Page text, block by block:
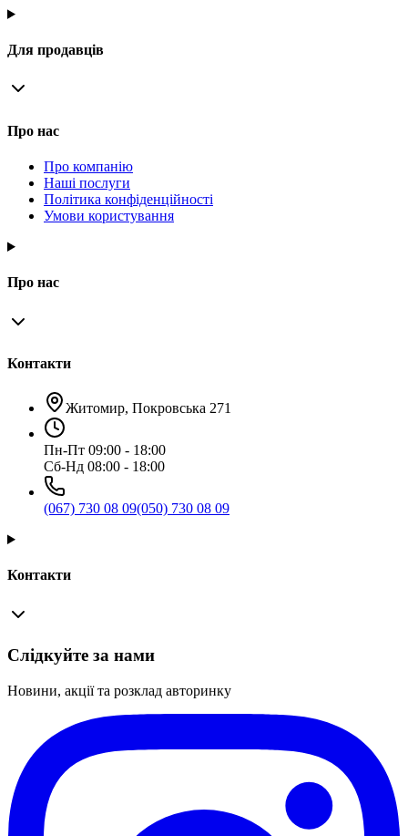
Для продавців
Про нас
Про компанію
Наші послуги
Політика конфіденційності
Умови користування
Про нас
Контакти
Житомир, Покровська 271
Пн-Пт 09:00 - 18:00
Сб-Нд 08:00 - 18:00
(067) 730 08 09(050) 730 08 09
Контакти
Слідкуйте за нами
Новини, акції та розклад авторинку